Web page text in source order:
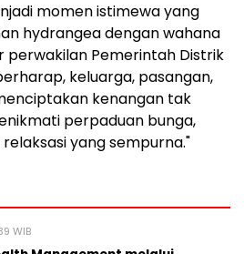
momen istimewa yang
hydrangea dengan wahana
perwakilan Pemerintah Distrik
keluarga, pasangan,
kenangan tak
perpaduan bunga,
yang sempurna."
WIB